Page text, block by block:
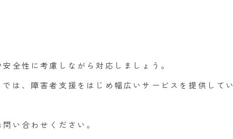
全性に考慮しながら対応しましょう。
は、障害者支援をはじめ幅広いサービスを提供してい
い合わせください。